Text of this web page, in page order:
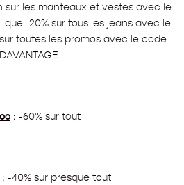
sur les manteaux et vestes avec le
que -20% sur tous les jeans avec le
sur toutes les promos avec le code
DAVANTAGE
: -60% sur tout
: -40% sur presque tout